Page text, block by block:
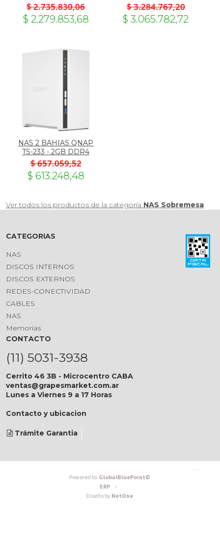
$ 2.735.830,06
$ 2.279.853,68
$ 3.284.767,20
$ 3.065.782,72
NAS 2 BAHIAS QNAP
TS-233 - 2GB DDR4
$ 657.059,52
$ 613.248,48
Ver todos los productos de la categoría NAS Sobremesa
CATEGORIAS
NAS
DISCOS INTERNOS
DISCOS EXTERNOS
REDES-CONECTIVIDAD
CABLES
NAS
Memorias
CONTACTO
(11) 5031-3938
Cerrito 46 3B - Microcentro CABA
ventas@grapesmarket.com.ar
Lunes a Viernes 9 a 17 Horas
Contacto y ubicacion
Trámite Garantia
Powered byGlobalBluePoint©
ERP -
Diseño byNetOne